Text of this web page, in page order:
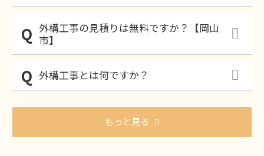
外構工事の見積りは無料ですか？【岡山
市】
外構工事とは何ですか？
もっと見る